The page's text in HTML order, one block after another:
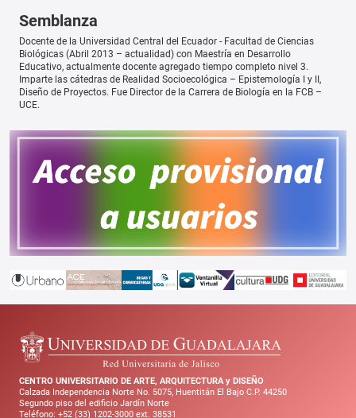
Semblanza
Docente de la Universidad Central del Ecuador - Facultad de Ciencias
Biológicas (Abril 2013 – actualidad) con Maestría en Desarrollo
Educativo, actualmente docente agregado tiempo completo nivel 3.
Imparte las cátedras de Realidad Socioecológica – Epistemología I y II,
Diseño de Proyectos. Fue Director de la Carrera de Biología en la FCB –
UCE.
CENTRO UNIVERSITARIO DE ARTE, ARQUITECTURA y DISEÑO
Calzada Independencia Norte No. 5075, Huentitán El Bajo C.P. 44250
Segundo piso del edificio Jardín Norte
Teléfono: +52 (33) 1202-3000 ext. 38531